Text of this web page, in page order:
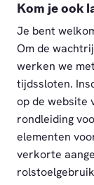
Kom je ook
Je bent
Om de
werken we
tijdssloten.
op de website
rondleiding
elementen
verkorte